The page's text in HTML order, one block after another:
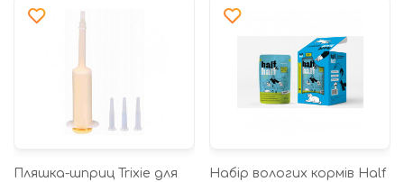
Пляшка-шприц Trixie для
Набір вологих кормів Half